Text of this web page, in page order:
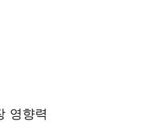
영향력